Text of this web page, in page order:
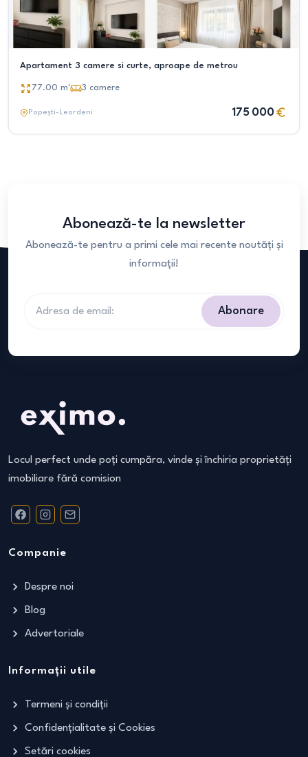
Apartament 3 camere si curte, aproape de metrou
77.00 m² 3 camere
Popești-Leordeni 175 000
Abonează-te la newsletter
Abonează-te pentru a primi cele mai recente noutăți și
informații!
Abonare
Locul perfect unde poți cumpăra, vinde și închiria proprietăți
imobiliare fără comision
Companie
Despre noi
Blog
Advertoriale
Informații utile
Termeni și condiții
Confidențialitate și Cookies
Setări cookies